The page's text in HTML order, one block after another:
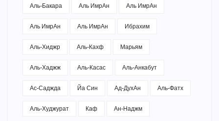
Аль-Бакара Аль ИмрАн
Аль ИмрАн
Аль ИмрАн
Аль ИмрАн
Ибрахим
Аль-Хиджр
Аль-Кахф
Марьям
Аль-Хаджж
Аль-Касас
Аль-Анкабут
Ас-Саджда
Йа Син Ад-ДухАн
Аль-Фатх
Аль-Худжурат
Каф
Ан-Наджм